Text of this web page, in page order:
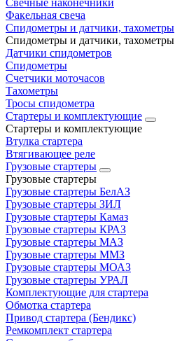
Свечные наконечники
Факельная свеча
Спидометры и датчики, тахометры
Спидометры и датчики, тахометры
Датчики спидометров
Спидометры
Счетчики моточасов
Тахометры
Тросы спидометра
Стартеры и комплектующие
Стартеры и комплектующие
Втулка стартера
Втягивающее реле
Грузовые стартеры
Грузовые стартеры
Грузовые стартеры БелАЗ
Грузовые стартеры ЗИЛ
Грузовые стартеры Камаз
Грузовые стартеры КРАЗ
Грузовые стартеры МАЗ
Грузовые стартеры ММЗ
Грузовые стартеры МОАЗ
Грузовые стартеры УРАЛ
Комплектующие для стартера
Обмотка стартера
Привод стартера (Бендикс)
Ремкомплект стартера